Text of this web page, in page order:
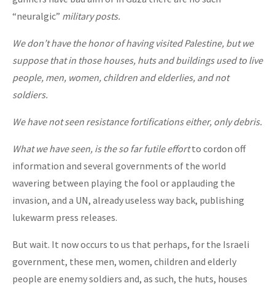
“neuralgic” military posts.
We don’t have the honor of having visited Palestine, but we
suppose that in those houses, huts and buildings used to live
people, men, women, children and elderlies, and not
soldiers.
We have not seen resistance fortifications either, only debris.
What we have seen, is the so far futile effortto cordon off
information and several governments of the world
wavering between playing the fool or applauding the
invasion, and a UN, already useless way back, publishing
lukewarm press releases.
But wait. It now occurs to us that perhaps, for the Israeli
government, these men, women, children and elderly
people are enemy soldiers and, as such, the huts, houses